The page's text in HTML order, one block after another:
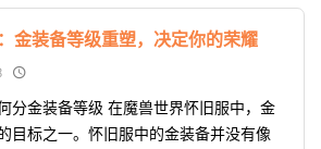
金装备等级重塑，决定你的荣耀
分金装备等级 在魔兽世界怀旧服中，金
目标之一。怀旧服中的金装备并没有像